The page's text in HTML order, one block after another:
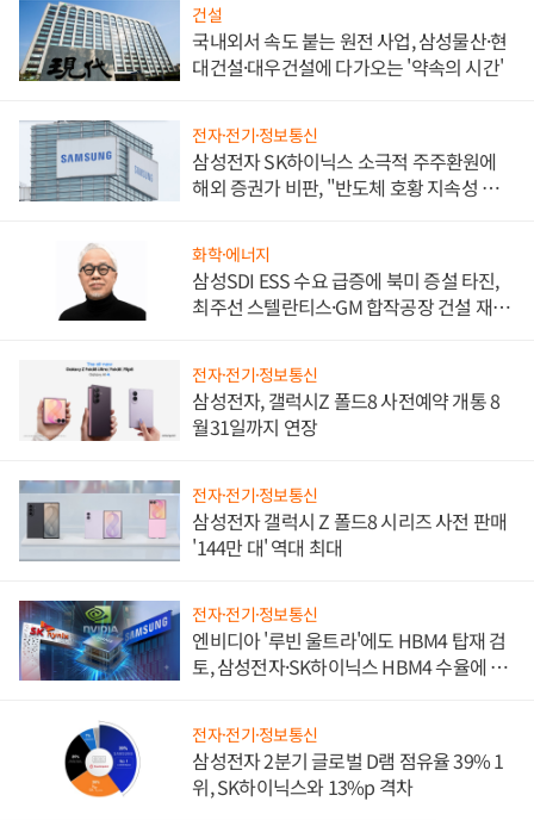
건설
국내외서 속도 붙는 원전 사업, 삼성물산·현
대건설·대우건설에 다가오는 '약속의 시간'
전자·전기·정보통신
삼성전자 SK하이닉스 소극적 주주환원에
해외 증권가 비판, "반도체 호황 지속성 의
화학·에너지
삼성SDI ESS 수요 급증에 북미 증설 타진,
최주선 스텔란티스·GM 합작공장 건설 재추
전자·전기·정보통신
삼성전자, 갤럭시Z 폴드8 사전예약 개통 8
월31일까지 연장
전자·전기·정보통신
삼성전자 갤럭시 Z 폴드8 시리즈 사전 판매
'144만 대' 역대 최대
전자·전기·정보통신
엔비디아 '루빈 울트라'에도 HBM4 탑재 검
토, 삼성전자·SK하이닉스 HBM4 수율에 주
전자·전기·정보통신
삼성전자 2분기 글로벌 D램 점유율 39% 1
위, SK하이닉스와 13%p 격차